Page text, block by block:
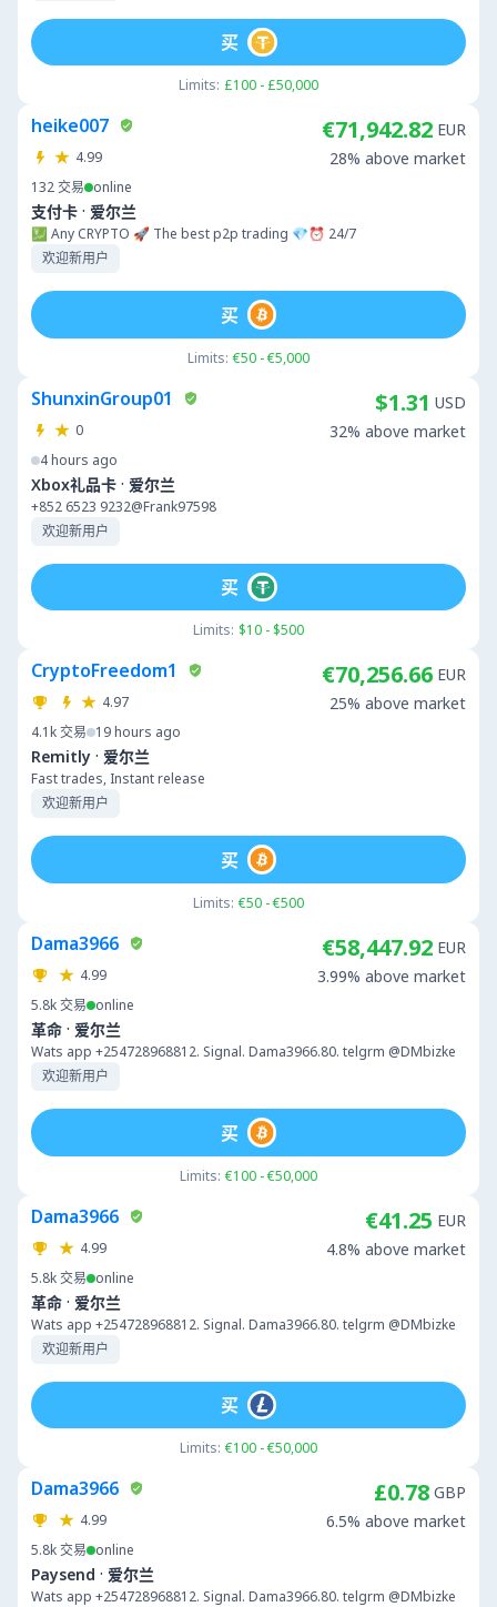
Limits: £100 - £50,000
买
heike007
4.99
132交易 online
支付卡 · 爱尔兰
💹 Any CRYPTO 🚀 The best p2p trading 💎⏰ 24/7
欢迎新用户
€71,942.82 EUR
28% above market
Limits: €50 - €5,000
买
ShunxinGroup01
0
4 hours ago
Xbox礼品卡 · 爱尔兰
+852 6523 9232@Frank97598
欢迎新用户
$1.31 USD
32% above market
Limits: $10 - $500
买
CryptoFreedom1
4.97
4.1k交易 19 hours ago
Remitly · 爱尔兰
Fast trades, Instant release
欢迎新用户
€70,256.66 EUR
25% above market
Limits: €50 - €500
买
Dama3966
4.99
5.8k交易 online
革命 · 爱尔兰
Wats app +254728968812. Signal. Dama3966.80. telgrm @DMbizke
欢迎新用户
€58,447.92 EUR
3.99% above market
Limits: €100 - €50,000
买
Dama3966
4.99
5.8k交易 online
革命 · 爱尔兰
Wats app +254728968812. Signal. Dama3966.80. telgrm @DMbizke
欢迎新用户
€41.25 EUR
4.8% above market
Limits: €100 - €50,000
买
Dama3966
4.99
5.8k交易 online
Paysend · 爱尔兰
Wats app +254728968812. Signal. Dama3966.80. telgrm @DMbizke
£0.78 GBP
6.5% above market